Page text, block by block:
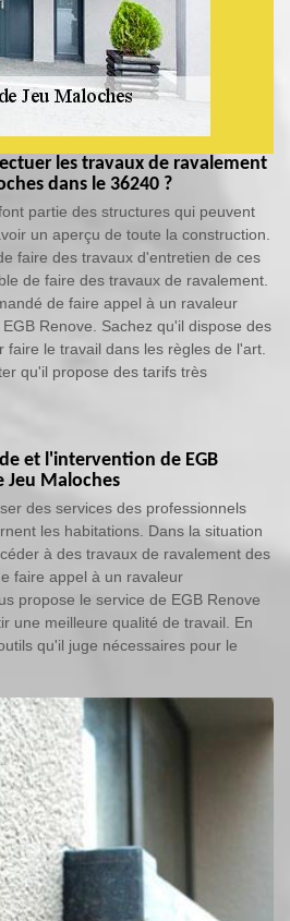
les travaux de ravalement
dans le 36240 ?
partie des structures qui peuvent
un aperçu de toute la construction.
faire des travaux d'entretien de ces
de faire des travaux de ravalement.
de faire appel à un ravaleur
Renove. Sachez qu'il dispose des
faire le travail dans les règles de l'art.
qu'il propose des tarifs très
et l'intervention de EGB
Jeu Maloches
des services des professionnels
les habitations. Dans la situation
à des travaux de ravalement des
faire appel à un ravaleur
propose le service de EGB Renove
une meilleure qualité de travail. En
qu'il juge nécessaires pour le